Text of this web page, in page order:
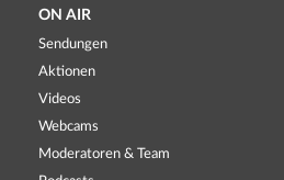
ON AIR
Sendungen
Aktionen
Videos
Webcams
Moderatoren & Team